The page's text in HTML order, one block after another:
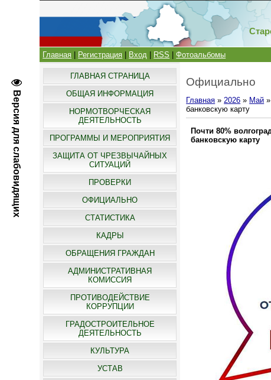
Версия для слабовидящих
Главная Регистрация Вход RSS |Фотоальбомы
ГЛАВНАЯ СТРАНИЦА
ОБЩАЯ ИНФОРМАЦИЯ
НОРМОТВОРЧЕСКАЯ
ДЕЯТЕЛЬНОСТЬ
ПРОГРАММЫ И МЕРОПРИЯТИЯ
ЗАЩИТА ОТ ЧРЕЗВЫЧАЙНЫХ
СИТУАЦИЙ
ПРОВЕРКИ
ОФИЦИАЛЬНО
СТАТИСТИКА
КАДРЫ
ОБРАЩЕНИЯ ГРАЖДАН
АДМИНИСТРАТИВНАЯ
КОМИССИЯ
ПРОТИВОДЕЙСТВИЕ
КОРРУПЦИИ
ГРАДОСТРОИТЕЛЬНОЕ
ДЕЯТЕЛЬНОСТЬ
КУЛЬТУРА
УСТАВ
Официально
Главная »2026 » Май »
банковскую карту
Почти 80%
банковскую карту